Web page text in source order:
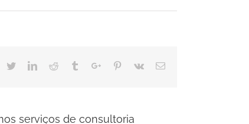
TwitterLinkedinReddit TumblrGoogle+Pinterest
Vk Email
serviços de consultoria